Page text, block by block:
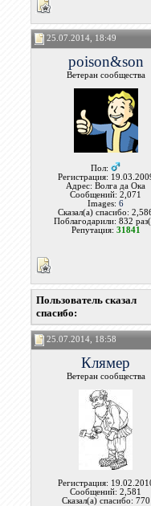
25.07.2014, 18:49
poison&son
Ветеран сообщества
Пол:
Регистрация:
Адрес: Волга да Ока
Сообщений: 2,071
Images:6
Сказал(а) спасибо:
Поблагодарили: 832
Репутация: 31841
Пользователь сказал
cпасибо:
25.07.2014, 18:58
Клямер
Ветеран сообщества
Регистрация:
Сообщений: 2,581
Сказал(а) спасибо: 770